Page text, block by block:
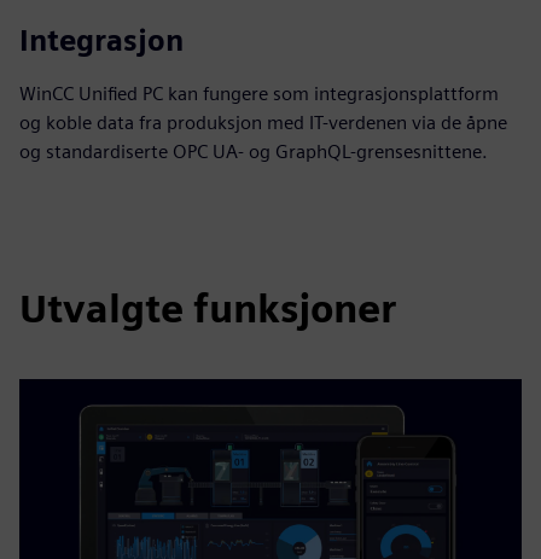
Integrasjon
WinCC Unified PC kan fungere som integrasjonsplattform
og koble data fra produksjon med IT-verdenen via de åpne
og standardiserte OPC UA- og GraphQL-grensesnittene.
Utvalgte funksjoner